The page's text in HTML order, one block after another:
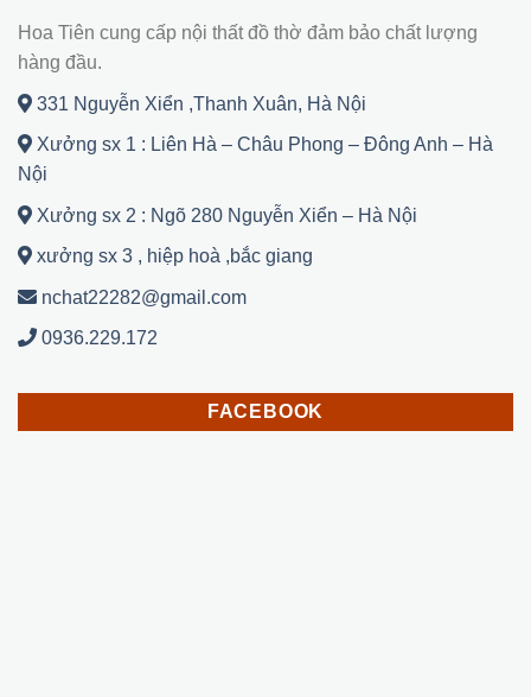
Hoa Tiên cung cấp nội thất đồ thờ đảm bảo chất lượng
hàng đầu.
331 Nguyễn Xiển ,Thanh Xuân, Hà Nội
Xưởng sx 1 : Liên Hà – Châu Phong – Đông Anh – Hà
Nội
Xưởng sx 2 : Ngõ 280 Nguyễn Xiển – Hà Nội
xưởng sx 3 , hiệp hoà ,bắc giang
nchat22282@gmail.com
0936.229.172
FACEBOOK